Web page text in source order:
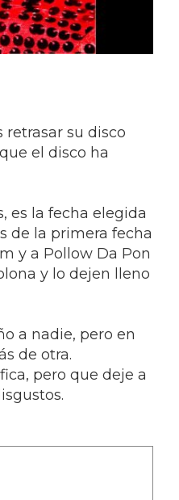
retrasar su disco
el disco ha
es la fecha elegida
de la primera fecha
y a Pollow Da Pon
y lo dejen lleno
a nadie, pero en
de otra.
pero que deje a